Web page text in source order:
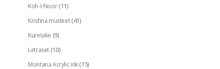
Koh-I-Noor(11)
Krishna musteet(41)
Kuretake (9)
Letraset(10)
Montana Acrylic ink(15)